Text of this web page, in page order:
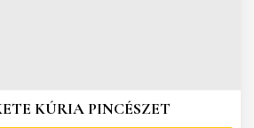
KÚRIA PINCÉSZET